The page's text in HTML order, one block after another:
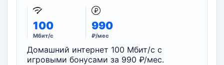
100
Мбит/с
990
₽/мес
Домашний интернет 100 Мбит/с с
игровыми бонусами за 990 ₽/мес.